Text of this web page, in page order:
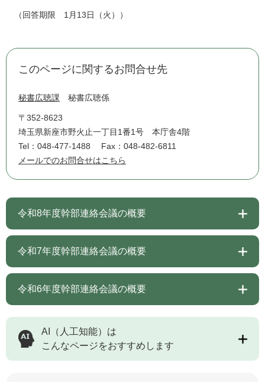
（回答期限 1月13日（火））
このページに関するお問合せ先
秘書広聴課 秘書広聴係
〒352-8623
埼玉県新座市野火止一丁目1番1号 本庁舎4階
Tel：048-477-1488
Fax：048-482-6811
メールでのお問合せはこちら
令和8年度幹部連絡会議の概要
令和7年度幹部連絡会議の概要
令和6年度幹部連絡会議の概要
AI（人工知能）は
こんなページをおすすめします